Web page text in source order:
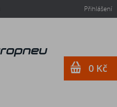
Přihlášení
0 Kč